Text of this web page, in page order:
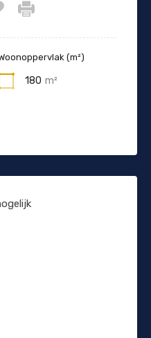
(m²)
180 m²